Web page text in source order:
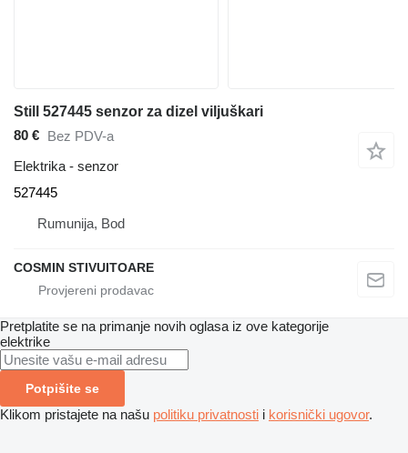
Still 527445 senzor za dizel viljuškari
80 € Bez PDV-a
Elektrika - senzor
527445
Rumunija, Bod
COSMIN STIVUITOARE
Pretplatite se na primanje novih oglasa iz ove kategorije
elektrike
Potpišite se
Klikom pristajete na našu politiku privatnosti i korisnički ugovor.